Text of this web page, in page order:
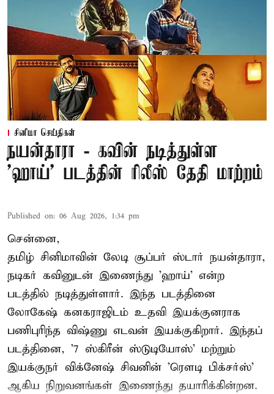
சினிமா செய்திகள்
நயன்தாரா - கவின் நடித்துள்ள
'ஹாய்' படத்தின் ரிலீஸ் தேதி மாற்றம்
Published on: 06 Aug 2026, 1:34 pm
சென்னை,
தமிழ் சினிமாவின் லேடி சூப்பர் ஸ்டார் நயன்தாரா,
நடிகர் கவினுடன் இணைந்து 'ஹாய்' என்ற
படத்தில் நடித்துள்ளார். இந்த படத்தினை
லோகேஷ் கனகராஜிடம் உதவி இயக்குனராக
பணிபுரிந்த விஷ்ணு எடவன் இயக்குகிறார். இந்தப்
படத்தினை, '7 ஸ்கிரீன் ஸ்டுடியோஸ்' மற்றும்
இயக்குநர் விக்னேஷ் சிவனின் 'ரௌடி பிக்சர்ஸ்'
ஆகிய நிறுவனங்கள் இணைந்து தயாரிக்கின்றன.